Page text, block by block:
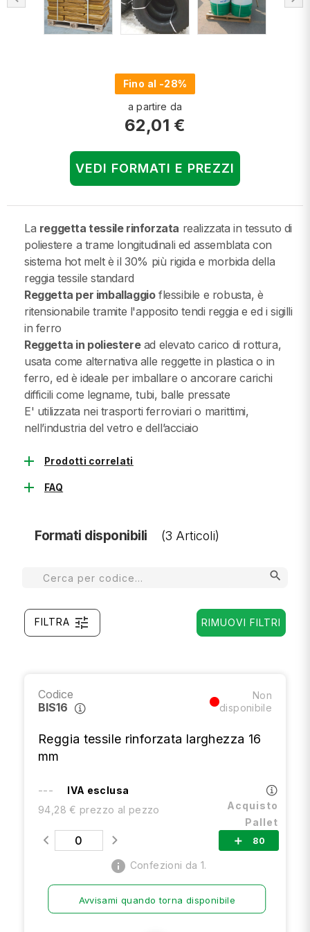
Fino al -28%
a partire da
62,01 €
VEDI FORMATI E PREZZI
La reggetta tessile rinforzata realizzata in tessuto di
poliestere a trame longitudinali ed assemblata con
sistema hot melt è il 30% più rigida e morbida della
reggia tessile standard
Reggetta per imballaggioflessibile e robusta, è
ritensionabile tramite l'apposito tendi reggia e ed i sigilli
in ferro
Reggetta in poliesteread elevato carico di rottura,
usata come alternativa alle reggette in plastica o in
ferro, ed è ideale per imballare o ancorare carichi
difficili come legname, tubi, balle pressate
E' utilizzata nei trasporti ferroviari o marittimi,
nell’industria del vetro e dell’acciaio
add Prodotti correlati
add FAQ
Formati disponibili (3 Articoli)
search
FILTRA tune RIMUOVI FILTRI
Codice
BIS16
Non
disponibile
Reggia tessile rinforzata larghezza 16
mm
---
IVA esclusa
94,28 € prezzo al pezzo
add 80
Acquisto
Pallet
info Confezioni da 1.
Avvisami quando torna disponibile